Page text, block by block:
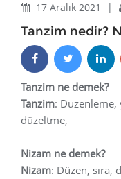
17 Aralık 2021 |
Tanzim nedir?
Tanzim ne demek?
Tanzim: Düzenleme,
düzeltme,
Nizam ne demek?
Nizam: Düzen, sıra,